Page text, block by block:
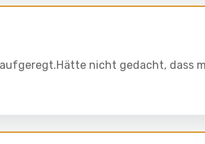
nicht gedacht, dass